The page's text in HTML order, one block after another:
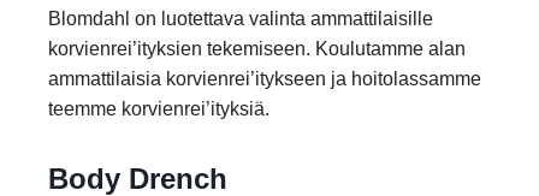
Blomdahl on luotettava valinta ammattilaisille
korvienrei’ityksien tekemiseen. Koulutamme alan
ammattilaisia korvienrei’itykseen ja hoitolassamme
teemme korvienrei’ityksiä.
Body Drench